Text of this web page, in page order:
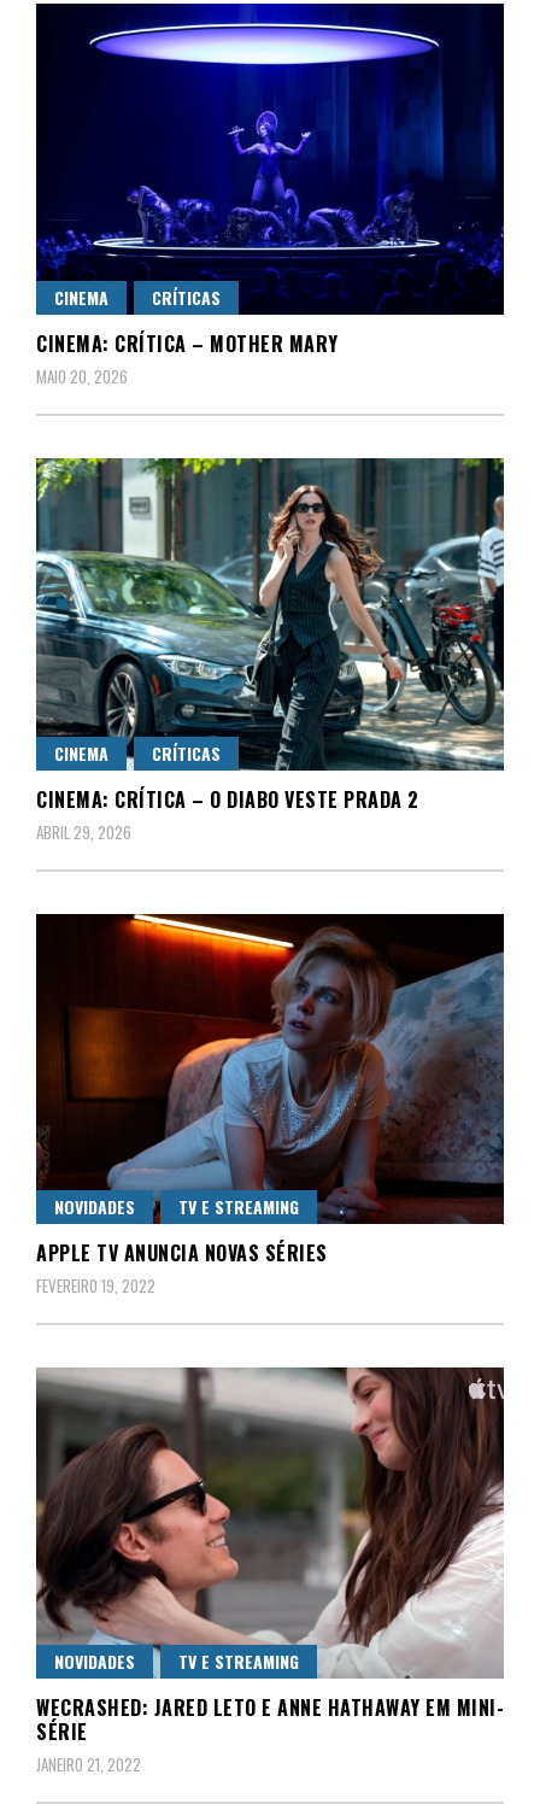
CINEMA CRÍTICAS
CINEMA: CRÍTICA – MOTHER MARY
MAIO 20, 2026
CINEMA CRÍTICAS
CINEMA: CRÍTICA – O DIABO VESTE PRADA 2
ABRIL 29, 2026
NOVIDADES TV E STREAMING
APPLE TV ANUNCIA NOVAS SÉRIES
FEVEREIRO 19, 2022
NOVIDADES TV E STREAMING
WECRASHED: JARED LETO E ANNE HATHAWAY EM MINI-
SÉRIE
JANEIRO 21, 2022